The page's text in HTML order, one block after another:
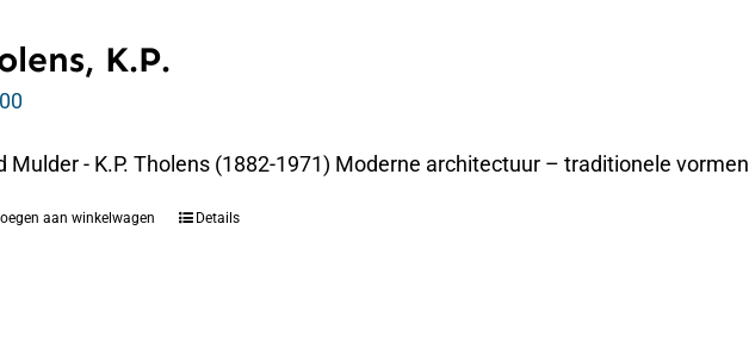
K.P.
Mulder - K.P. Tholens (1882-1971) Moderne architectuur – traditionele vormen
aan winkelwagen Details